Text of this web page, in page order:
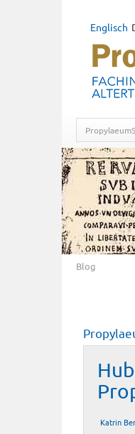
Englisch
Blog
Katrin